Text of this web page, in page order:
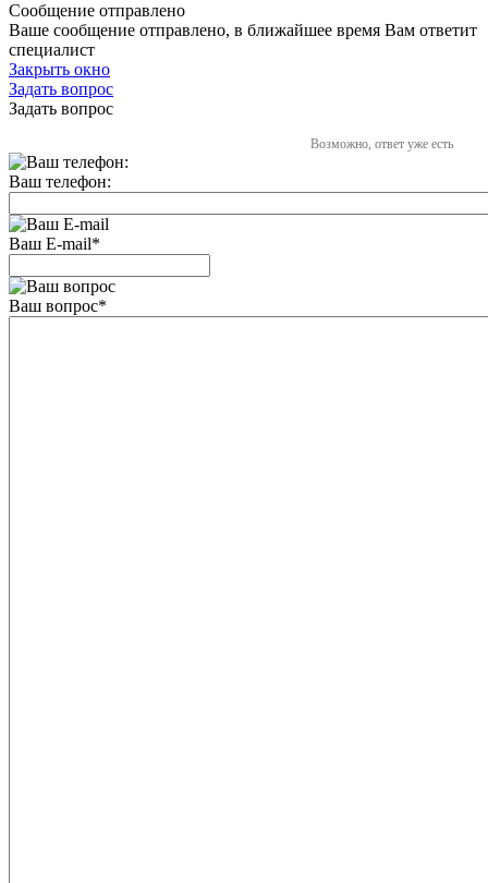
Сообщение отправлено
Ваше сообщение отправлено, в ближайшее время Вам ответит
специалист
Закрыть окно
Задать вопрос
Задать вопрос
Возможно, ответ уже есть
Ваш телефон:
Ваш E-mail*
Ваш вопрос*